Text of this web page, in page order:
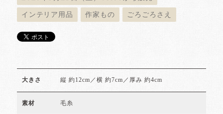
インテリア用品 作家もの ごろごろさえ
大きさ 縦 約12cm／横 約7cm／厚み 約4cm
素材 毛糸